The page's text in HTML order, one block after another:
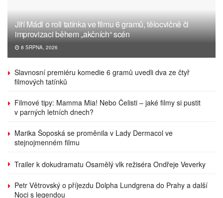
Jiří Mádl o roli tatínka ve filmu 6 gramů, tělocvičně či
improvizaci během „akčních“ scén
8 SRPNA, 2026
Slavnosní premiéru komedie 6 gramů uvedli dva ze čtyř
filmových tatínků
Filmové tipy: Mamma Mia! Nebo Čelisti – jaké filmy si pustit
v parných letních dnech?
Marika Šoposká se proměnila v Lady Dermacol ve
stejnojmenném filmu
Trailer k dokudramatu Osamělý vlk režiséra Ondřeje Veverky
Petr Větrovský o příjezdu Dolpha Lundgrena do Prahy a další
Noci s legendou